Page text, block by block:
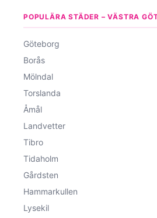
POPULÄRA STÄDER – VÄSTRA
Göteborg
Borås
Mölndal
Torslanda
Åmål
Landvetter
Tibro
Tidaholm
Gårdsten
Hammarkullen
Lysekil